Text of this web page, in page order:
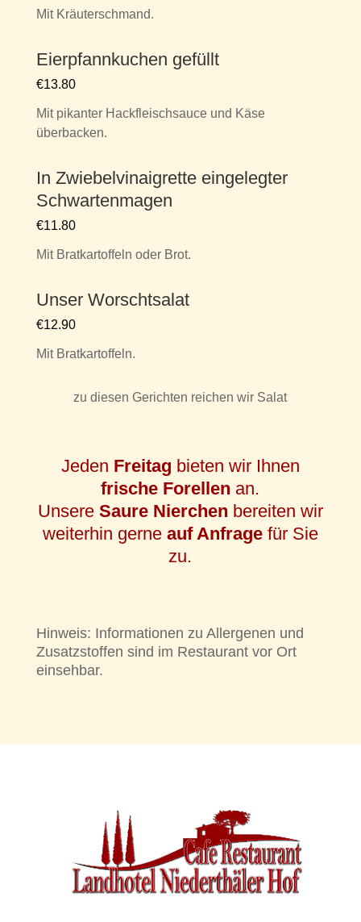
Mit Kräuterschmand.
Eierpfannkuchen gefüllt
€13.80
Mit pikanter Hackfleischsauce und Käse
überbacken.
In Zwiebelvinaigrette eingelegter
Schwartenmagen
€11.80
Mit Bratkartoffeln oder Brot.
Unser Worschtsalat
€12.90
Mit Bratkartoffeln.
zu diesen Gerichten reichen wir Salat
Jeden Freitag bieten wir Ihnen
frische Forellen an.
Unsere Saure Nierchen bereiten wir
weiterhin gerne auf Anfragefür Sie
zu.
Hinweis: Informationen zu Allergenen und
Zusatzstoffen sind im Restaurant vor Ort
einsehbar.